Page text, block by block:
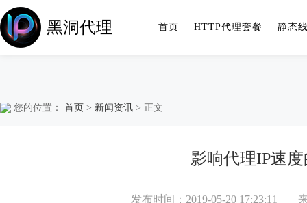
黑洞代理 首页 HTTP代理套餐 静态
您的位置： 首页 > 新闻资讯 > 正文
影响代理IP速
发布时间：2019-05-20 17:23:11